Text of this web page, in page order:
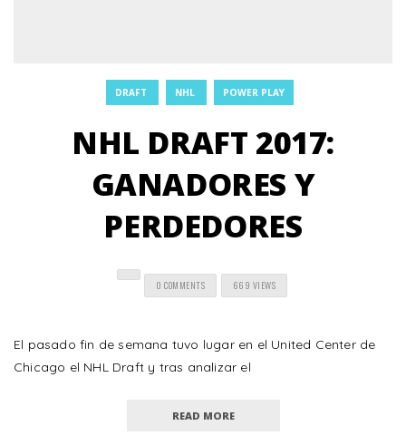
DRAFT NHL POWER PLAY
NHL DRAFT 2017:
GANADORES Y
PERDEDORES
0 COMMENTS 669 VIEWS
El pasado fin de semana tuvo lugar en el United Center de
Chicago el NHL Draft y tras analizar el
READ MORE